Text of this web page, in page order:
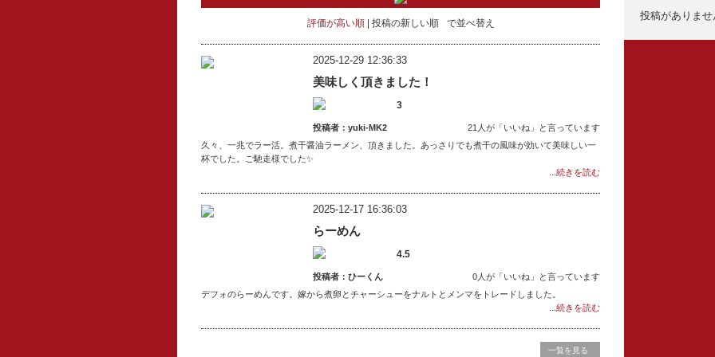
評価が高い順 投稿の新しい順 で並べ替え
2025-12-29 12:36:33
美味しく頂きました！
3
投稿者：yuki-MK2
21人が「いいね」と言っています
久々、一兆でラー活。煮干醤油ラーメン、頂きました。あっさりでも煮干の風味が効いて美味しい一
杯でした。ご馳走様でした✨
...続きを読む
2025-12-17 16:36:03
らーめん
4.5
投稿者：ひーくん
0人が「いいね」と言っています
デフォのらーめんです。嫁から煮卵とチャーシューをナルトとメンマをトレードしました。
...続きを読む
一覧を見る
投稿がありませ